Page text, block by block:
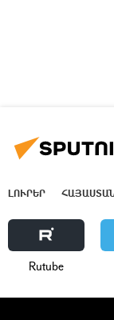
ԼՈՒՐԵՐ
Rutube